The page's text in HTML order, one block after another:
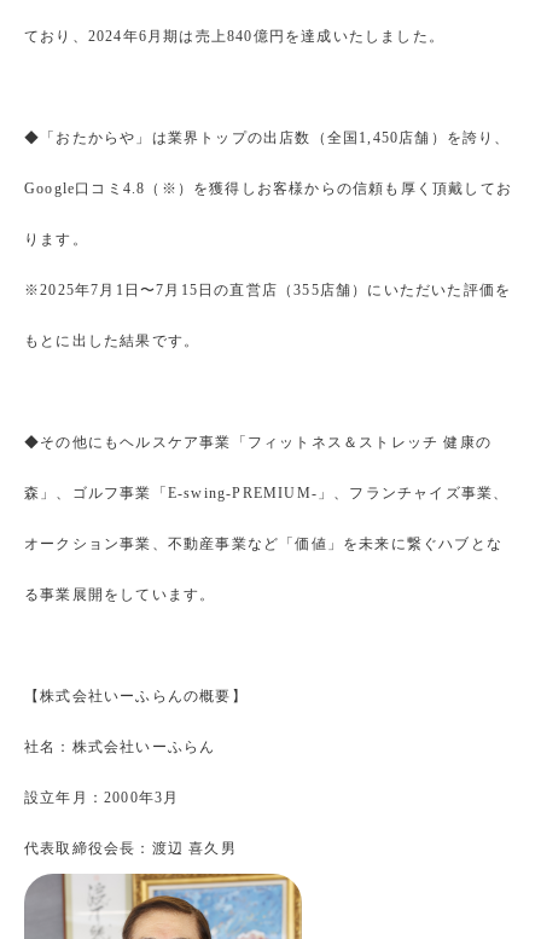
ており、2024年6月期は売上840億円を達成いたしました。
◆「おたからや」は業界トップの出店数（全国1,450店舗）を誇り、
Google口コミ4.8（※）を獲得しお客様からの信頼も厚く頂戴してお
ります。
※2025年7月1日〜7月15日の直営店（355店舗）にいただいた評価を
もとに出した結果です。
◆その他にもヘルスケア事業「フィットネス＆ストレッチ 健康の
森」、ゴルフ事業「E-swing-PREMIUM-」、フランチャイズ事業、
オークション事業、不動産事業など「価値」を未来に繋ぐハブとな
る事業展開をしています。
【株式会社いーふらんの概要】
社名：株式会社いーふらん
設立年月：2000年3月
代表取締役会長：渡辺 喜久男